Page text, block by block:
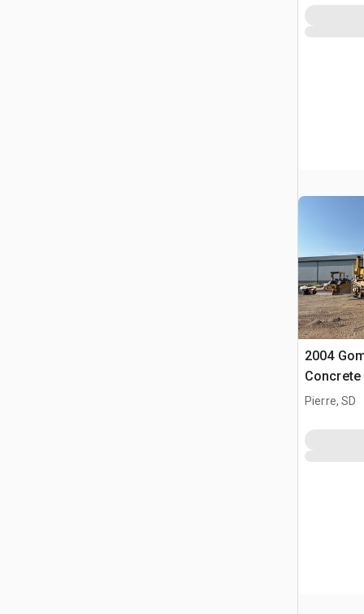
2004
Concrete
Pierre, SD